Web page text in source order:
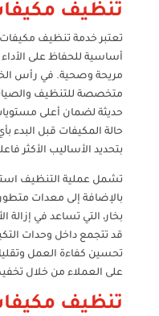
تنظيف
تعتبر خدمة تنظيف
أساسية للحفاظ على الأداء
مريحة وصحية. في رأس
متخصصة للتنظيف
حديثة لضمان أعلى
حالة المكيفات قبل البدء
بتحديد الأساليب الأكثر
تشمل عملية التنظيف
بالإضافة إلى معدات
بخار، التي تساعد في إزالة
قد تتجمع داخل وحدات
تحسين كفاءة العمل
على العملاء من خلال
تنظيف